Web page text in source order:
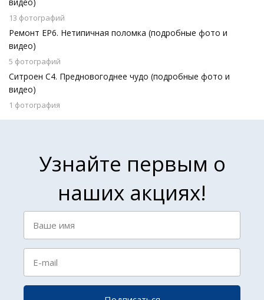
13 фотографий
Ремонт EP6. Нетипичная поломка (подробные фото и
видео)
5 фотографий
Ситроен С4. Предновогоднее чудо (подробные фото и
видео)
1 фотография
Узнайте первым о
наших акциях!